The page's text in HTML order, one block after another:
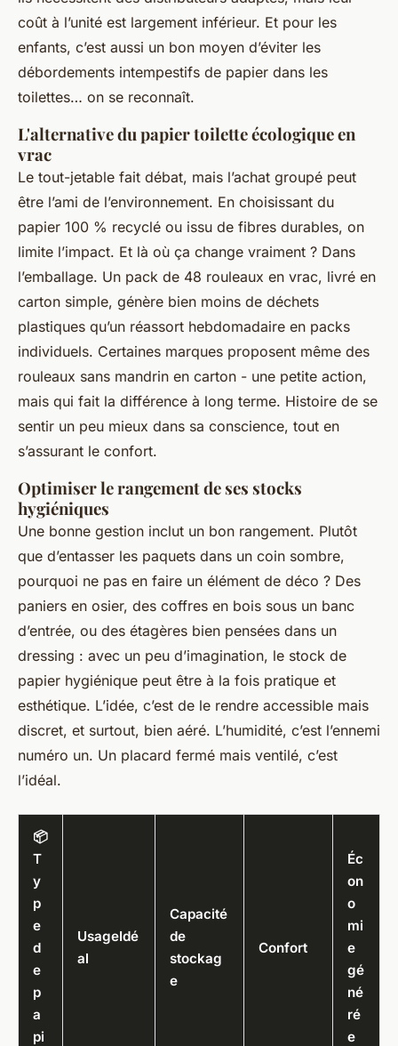
coût à l’unité est largement inférieur. Et pour les
enfants, c’est aussi un bon moyen d’éviter les
débordements intempestifs de papier dans les
toilettes… on se reconnaît.
L'alternative du papier toilette écologique en
vrac
Le tout-jetable fait débat, mais l’achat groupé peut
être l’ami de l’environnement. En choisissant du
papier 100 % recyclé ou issu de fibres durables, on
limite l’impact. Et là où ça change vraiment ? Dans
l’emballage. Un pack de 48 rouleaux en vrac, livré en
carton simple, génère bien moins de déchets
plastiques qu’un réassort hebdomadaire en packs
individuels. Certaines marques proposent même des
rouleaux sans mandrin en carton - une petite action,
mais qui fait la différence à long terme. Histoire de se
sentir un peu mieux dans sa conscience, tout en
s’assurant le confort.
Optimiser le rangement de ses stocks
hygiéniques
Une bonne gestion inclut un bon rangement. Plutôt
que d’entasser les paquets dans un coin sombre,
pourquoi ne pas en faire un élément de déco ? Des
paniers en osier, des coffres en bois sous un banc
d’entrée, ou des étagères bien pensées dans un
dressing : avec un peu d’imagination, le stock de
papier hygiénique peut être à la fois pratique et
esthétique. L’idée, c’est de le rendre accessible mais
discret, et surtout, bien aéré. L’humidité, c’est l’ennemi
numéro un. Un placard fermé mais ventilé, c’est
l’idéal.
📦
T
y
p
e
d
e
p
a
pi
UsageIdé
al
Capacité
de
stockag
e
Confort
Éc
on
o
mi
e
gé
né
ré
e